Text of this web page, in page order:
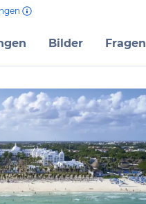
Bilder Fragen